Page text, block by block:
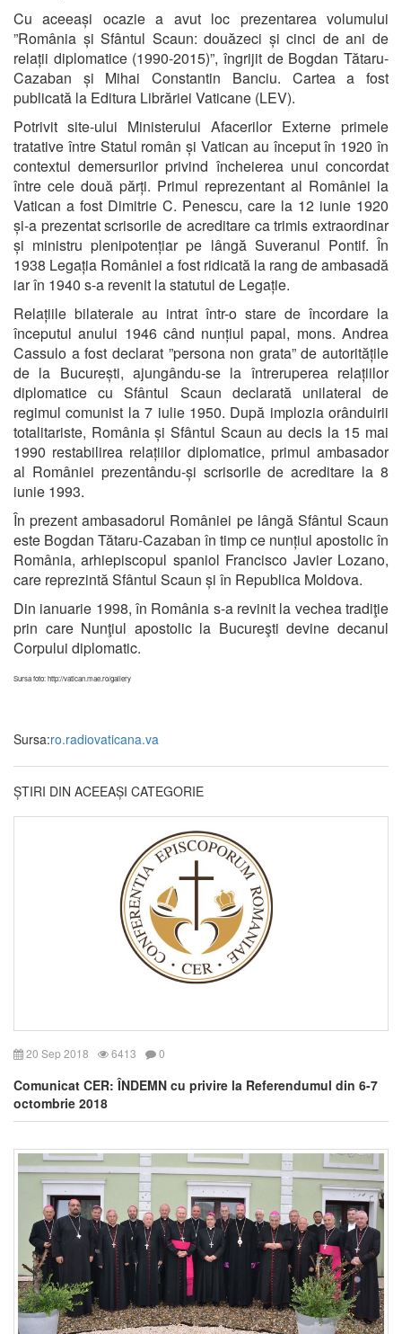
Cu aceeași ocazie a avut loc prezentarea volumului
”România și Sfântul Scaun: douăzeci și cinci de ani de
relații diplomatice (1990-2015)”, îngrijit de Bogdan Tătaru-
Cazaban și Mihai Constantin Banciu. Cartea a fost
publicată la Editura Librăriei Vaticane (LEV).
Potrivit site-ului Ministerului Afacerilor Externe primele
tratative între Statul român și Vatican au început în 1920 în
contextul demersurilor privind încheierea unui concordat
între cele două părți. Primul reprezentant al României la
Vatican a fost Dimitrie C. Penescu, care la 12 iunie 1920
și-a prezentat scrisorile de acreditare ca trimis extraordinar
și ministru plenipotențiar pe lângă Suveranul Pontif. În
1938 Legația României a fost ridicată la rang de ambasadă
iar în 1940 s-a revenit la statutul de Legație.
Relațiile bilaterale au intrat într-o stare de încordare la
începutul anului 1946 când nunțiul papal, mons. Andrea
Cassulo a fost declarat ”persona non grata” de autoritățile
de la București, ajungându-se la întreruperea relațiilor
diplomatice cu Sfântul Scaun declarată unilateral de
regimul comunist la 7 iulie 1950. După implozia orânduirii
totalitariste, România și Sfântul Scaun au decis la 15 mai
1990 restabilirea relațiilor diplomatice, primul ambasador
al României prezentându-și scrisorile de acreditare la 8
iunie 1993.
În prezent ambasadorul României pe lângă Sfântul Scaun
este Bogdan Tătaru-Cazaban în timp ce nunțiul apostolic în
România, arhiepiscopul spaniol Francisco Javier Lozano,
care reprezintă Sfântul Scaun și în Republica Moldova.
Din ianuarie 1998, în România s-a revinit la vechea tradiţie
prin care Nunţiul apostolic la Bucureşti devine decanul
Corpului diplomatic.
Sursa foto: http://vatican.mae.ro/gallery
Sursa:ro.radiovaticana.va
ȘTIRI DIN ACEEAȘI CATEGORIE
20 Sep 2018 6413 0
Comunicat CER: ÎNDEMN cu privire la Referendumul din 6-7
octombrie 2018